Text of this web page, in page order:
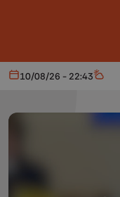
Aujourd'hui
10/08/26 - 22:43 Météo